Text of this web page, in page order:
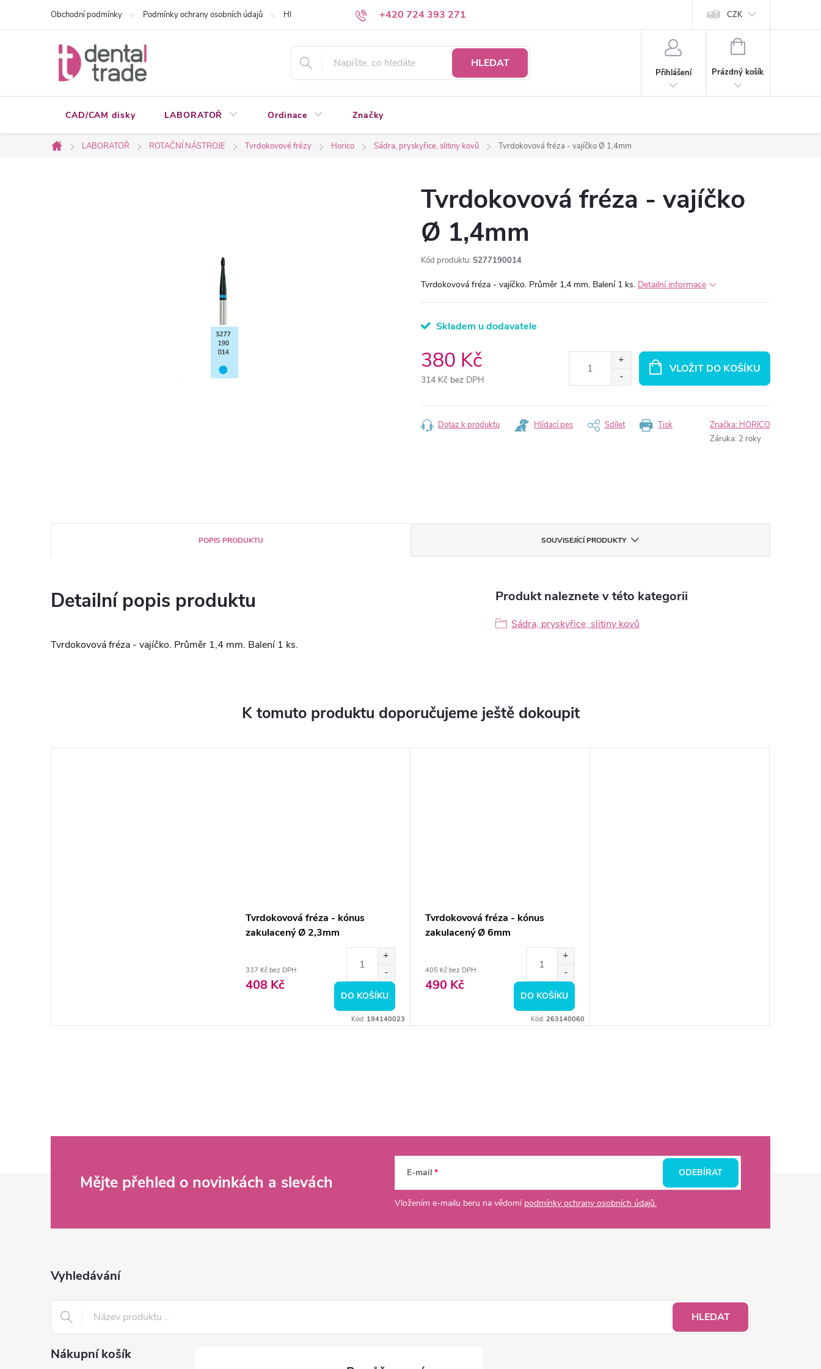
+420 724 393 271
Obchodní podmínky Podmínky ochrany osobních údajů Hledáte a nenacházíte? Napište nám CZK
HLEDAT
Přihlášení
NÁKUPNÍ
Prázdný košík
CAD/CAM disky LABORATOŘ Ordinace Značky
Domů
LABORATOŘ ROTAČNÍ NÁSTROJE Tvrdokovové frézy Horico Sádra, pryskyřice, slitiny kovů Tvrdokovová fréza - vajíčko Ø 1,4mm
Tvrdokovová fréza - vajíčko
Ø 1,4mm
Kód produktu: S277190014
Tvrdokovová fréza - vajíčko. Průměr 1,4 mm. Balení 1 ks. Detailní informace
Skladem u dodavatele
380 Kč
314 Kč bez DPH
cena:
VLOŽIT DO KOŠÍKU
Tisk
Dotaz k produktu Hlídací pes Sdílet Značka: HORICO
Záruka: 2 roky
POPIS PRODUKTU SOUVISEJÍCÍ PRODUKTY
Detailní popis produktu
Tvrdokovová fréza - vajíčko. Průměr 1,4 mm. Balení 1 ks.
Produkt naleznete v této kategorii
Sádra, pryskyřice, slitiny kovů
K tomuto produktu doporučujeme ještě dokoupit
Tvrdokovová fréza - kónus
zakulacený Ø 2,3mm
337 Kč bez DPH
408 Kč
DO KOŠÍKU
Kód: 194140023
Tvrdokovová fréza - kónus
zakulacený Ø 6mm
405 Kč bez DPH
490 Kč
DO KOŠÍKU
Kód: 263140060
Mějte přehled o novinkách a slevách E-mail
Vložením e-mailu beru na vědomí podmínky ochrany osobních údajů.
ODEBÍRAT
Vyhledávání
HLEDAT
Nákupní košík